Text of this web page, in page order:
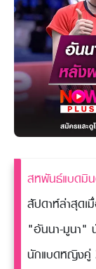
สหพันธ์แบดมิ
สัปดาห์ล่าสุดเ
"อันนา-มูนา"
นักแบดหญิงคู่